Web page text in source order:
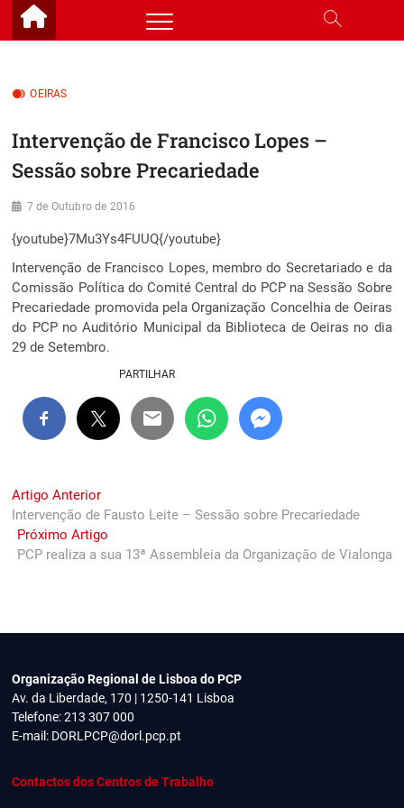
Skip
OEIRAS
Intervenção de Francisco Lopes –
Sessão sobre Precariedade
7 de Outubro de 2016
{youtube}7Mu3Ys4FUUQ{/youtube}
Intervenção de Francisco Lopes, membro do Secretariado e da
Comissão Política do Comité Central do PCP na Sessão Sobre
Precariedade promovida pela Organização Concelhia de Oeiras
do PCP no Auditório Municipal da Biblioteca de Oeiras no dia
29 de Setembro.
PARTILHAR
Navegação
de
artigos
Artigo AnteriorPrevious
post:
Intervenção de Fausto Leite – Sessão sobre Precariedade
Próximo ArtigoNext
post:
PCP realiza a sua 13ª Assembleia da Organização de Vialonga
Organização Regional de Lisboa do PCP
Av. da Liberdade, 170 | 1250-141 Lisboa
Telefone: 213 307 000
E-mail: DORLPCP@dorl.pcp.pt
Contactos dos Centros de Trabalho